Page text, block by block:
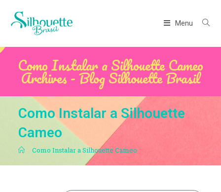
Menu
Como Instalar a Silhouette Cameo
Archives - Blog Silhouette Brasil
Como Instalar a Silhouette
Cameo
. Como Instalar a Silhouette Cameo